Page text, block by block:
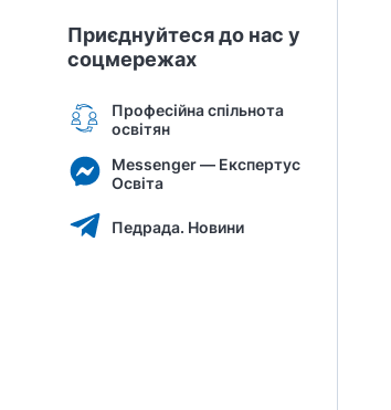
Приєднуйтеся до нас у
соцмережах
Професійна спільнота
освітян
Messenger — Експертус
Освіта
Педрада. Новини